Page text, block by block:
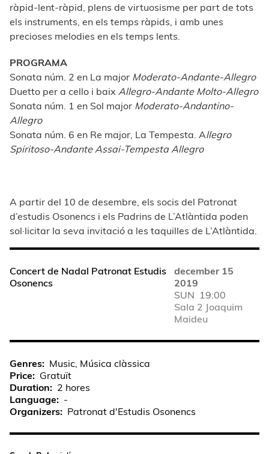
ràpid-lent-ràpid, plens de virtuosisme per part de tots
els instruments, en els temps ràpids, i amb unes
precioses melodies en els temps lents.
PROGRAMA
Sonata núm. 2 en La major Moderato-Andante-Allegro
Duetto per a cello i baix Allegro-Andante Molto-Allegro
Sonata núm. 1 en Sol major Moderato-Andantino-
Allegro
Sonata núm. 6 en Re major, La Tempesta. Allegro
Spiritoso-Andante Assai-Tempesta Allegro
A partir del 10 de desembre, els socis del Patronat
d’estudis Osonencs i els Padrins de L’Atlàntida poden
sol·licitar la seva invitació a les taquilles de L’Atlàntida.
Concert de Nadal Patronat Estudis
Osonencs
december 15
2019
SUN 19:00
Sala 2 Joaquim
Maideu
Genres
Music, Música clàssica
Price
Gratuït
Duration
2 hores
Language
-
Organizers
Patronat d'Estudis Osonencs